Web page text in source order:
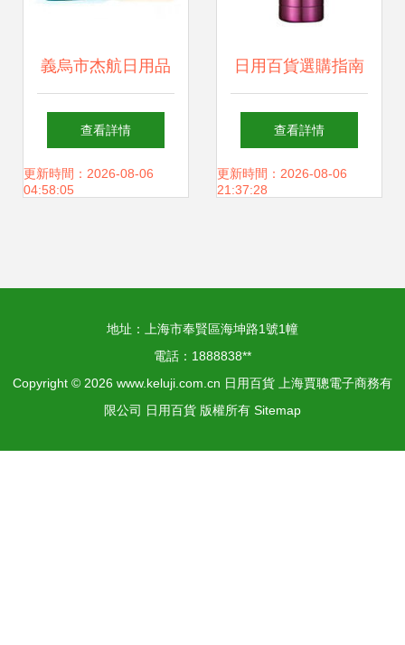
不單保留零食內含
不受擠壓引發折解
多數運用牛皮P筏
質紙單層輕外殼即
義烏市杰航日用品
廠 深耕日用百貨，
打造生活美學
查看詳情
更新時間：2026-08-06
04:58:05
日用百貨選購指南
黑銳優惠頻道第19
頁品牌、價格與超
查看詳情
更新時間：2026-08-06
21:37:28
地址：上海市奉賢區海坤路1號1幢
電話：1888838**
Copyright © 2026 www.keluji.com.cn 日用百貨
上海賈聰電子商務有
限公司 日用百貨 版權所有 Sitemap